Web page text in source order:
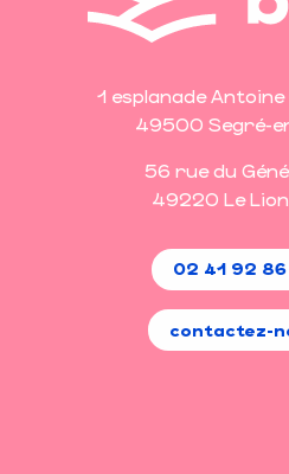
1 esplanade Antoine
49500 Segré-
56 rue du
49220 Le
02 41 92
contactez-